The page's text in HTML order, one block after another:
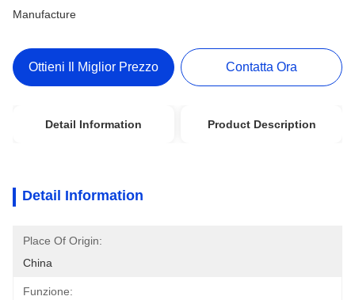
Manufacture
Ottieni Il Miglior Prezzo Contatta Ora
Detail Information Product Description
Detail Information
Place Of Origin:
China
Funzione: